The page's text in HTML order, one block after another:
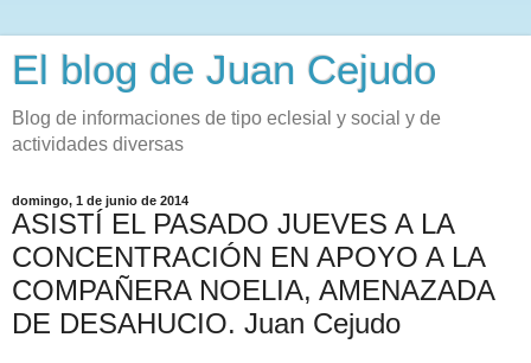
El blog de Juan Cejudo
Blog de informaciones de tipo eclesial y social y de
actividades diversas
domingo, 1 de junio de 2014
ASISTÍ EL PASADO JUEVES A LA
CONCENTRACIÓN EN APOYO A LA
COMPAÑERA NOELIA, AMENAZADA
DE DESAHUCIO. Juan Cejudo